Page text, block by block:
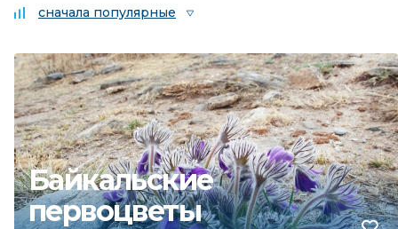
сначала популярные
Байкальские
первоцветы